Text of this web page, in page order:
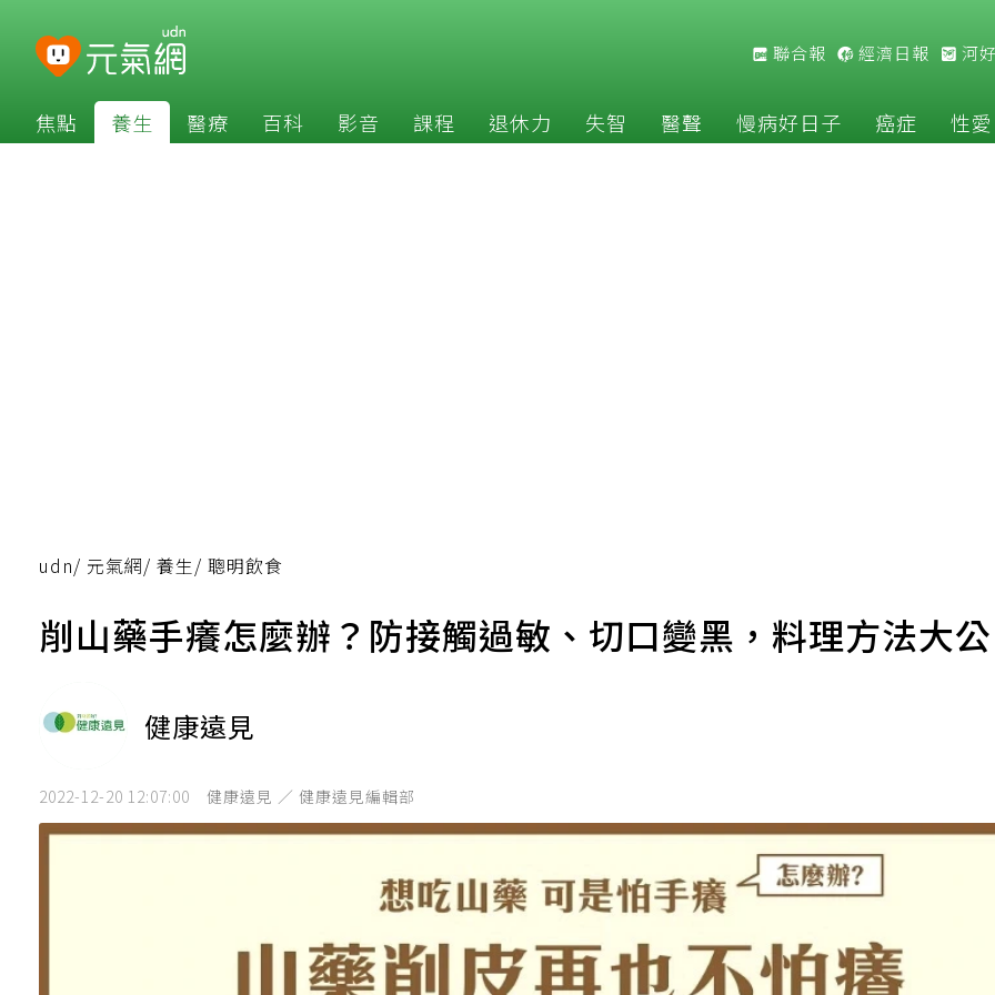
聯合報 經濟日報 河
焦點 養生 醫療 百科 影音 課程 退休力 失智 醫聲 慢病好日子 癌症 性愛
udn/ 元氣網/ 養生/ 聰明飲食
削山藥手癢怎麼辦？防接觸過敏、切口變黑，料理方法大
健康遠見
2022-12-20 12:07:00 健康遠見 ／ 健康遠見編輯部